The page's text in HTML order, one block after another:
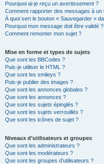
Pourquoi ai-je reçu un avertissement ?
Comment rapporter des messages à un
À quoi sert le bouton « Sauvegarder »
Pourquoi mon message doit être validé ?
Comment remonter mon sujet ?
Mise en forme et types de sujets
Que sont les BBCodes ?
Puis-je utiliser le HTML ?
Que sont les smileys ?
Puis-je publier des images ?
Que sont les annonces globales ?
Que sont les annonces ?
Que sont les sujets épinglés ?
Que sont les sujets verrouillés ?
Que sont les icônes de sujet ?
Niveaux d’utilisateurs et groupes
Que sont les administrateurs ?
Que sont les modérateurs ?
Que sont les groupes d’utilisateurs ?